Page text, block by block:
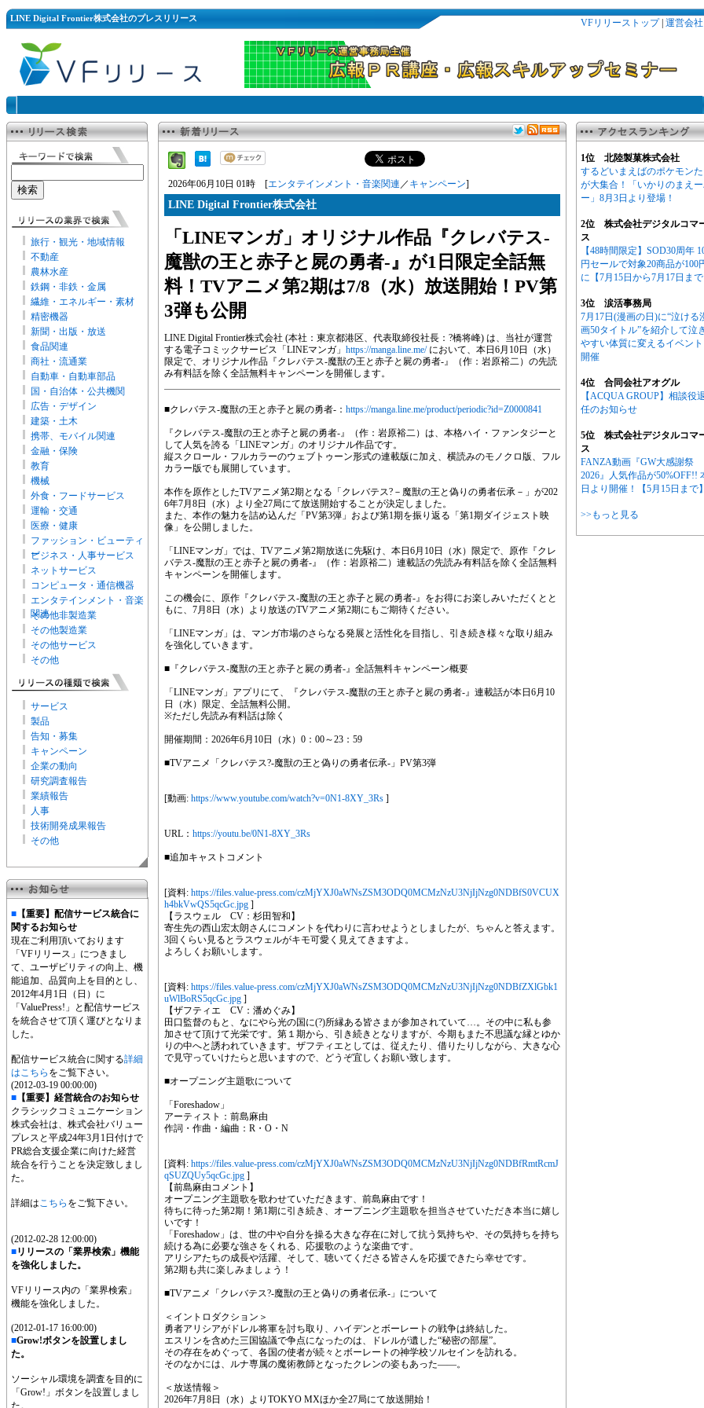
LINE Digital Frontier株式会社のプレスリリース VFリリーストップ| 運営会社
旅行・観光・地域情報
不動産
農林水産
鉄鋼・非鉄・金属
繊維・エネルギー・素材
精密機器
新聞・出版・放送
食品関連
商社・流通業
自動車・自動車部品
国・自治体・公共機関
広告・デザイン
建築・土木
携帯、モバイル関連
金融・保険
教育
機械
外食・フードサービス
運輸・交通
医療・健康
ファッション・ビューティ
ー
ビジネス・人事サービス
ネットサービス
コンピュータ・通信機器
エンタテインメント・音楽
関連
その他非製造業
その他製造業
その他サービス
その他
サービス
製品
告知・募集
キャンペーン
企業の動向
研究調査報告
業績報告
人事
技術開発成果報告
その他
■ 【重要】配信サービス統合に
関するお知らせ
現在ご利用頂いております
「VFリリース」につきまし
て、ユーザビリティの向上、機
能追加、品質向上を目的とし、
2012年4月1日（日）に
「ValuePress!」と配信サービス
を統合させて頂く運びとなりま
した。
配信サービス統合に関する詳細
はこちら をご覧下さい。
(2012-03-19 00:00:00)
■ 【重要】経営統合のお知らせ
クラシックコミュニケーション
株式会社は、株式会社バリュー
プレスと平成24年3月1日付けで
PR総合支援企業に向けた経営
統合を行うことを決定致しまし
た。
詳細はこちら をご覧下さい。
(2012-02-28 12:00:00)
■リリースの「業界検索」機能
を強化しました。
VFリリース内の「業界検索」
機能を強化しました。
(2012-01-17 16:00:00)
■Grow!ボタンを設置しまし
た。
ソーシャル環境を調査を目的に
「Grow!」ボタンを設置しまし
た。
2026年06月10日 01時 [エンタテインメント・音楽関連 ／ キャンペーン]
LINE Digital Frontier株式会社
「LINEマンガ」オリジナル作品『クレバテス-
魔獣の王と赤子と屍の勇者-』が1日限定全話無
料！TVアニメ第2期は7/8（水）放送開始！PV第
3弾も公開
LINE Digital Frontier株式会社 (本社：東京都港区、代表取締役社長：?橋将峰) は、当社が運営
する電子コミックサービス「LINEマンガ」 https://manga.line.me/において、本日6月10日（水）
限定で、オリジナル作品『クレバテス-魔獣の王と赤子と屍の勇者-』（作：岩原裕二）の先読
み有料話を除く全話無料キャンペーンを開催します。
■クレバテス-魔獣の王と赤子と屍の勇者-： https://manga.line.me/product/periodic?id=Z0000841
『クレバテス-魔獣の王と赤子と屍の勇者-』（作：岩原裕二）は、本格ハイ・ファンタジーと
して人気を誇る「LINEマンガ」のオリジナル作品です。
縦スクロール・フルカラーのウェブトゥーン形式の連載版に加え、横読みのモノクロ版、フル
カラー版でも展開しています。
本作を原作としたTVアニメ第2期となる「クレバテス?－魔獣の王と偽りの勇者伝承－」が202
6年7月8日（水）より全27局にて放送開始することが決定しました。
また、本作の魅力を詰め込んだ「PV第3弾」および第1期を振り返る「第1期ダイジェスト映
像」を公開しました。
「LINEマンガ」では、TVアニメ第2期放送に先駆け、本日6月10日（水）限定で、原作『クレ
バテス-魔獣の王と赤子と屍の勇者-』（作：岩原裕二）連載話の先読み有料話を除く全話無料
キャンペーンを開催します。
この機会に、原作『クレバテス-魔獣の王と赤子と屍の勇者-』をお得にお楽しみいただくとと
もに、7月8日（水）より放送のTVアニメ第2期にもご期待ください。
「LINEマンガ」は、マンガ市場のさらなる発展と活性化を目指し、引き続き様々な取り組み
を強化していきます。
■『クレバテス-魔獣の王と赤子と屍の勇者-』全話無料キャンペーン概要
「LINEマンガ」アプリにて、『クレバテス-魔獣の王と赤子と屍の勇者-』連載話が本日6月10
日（水）限定、全話無料公開。
※ただし先読み有料話は除く
開催期間：2026年6月10日（水）0：00～23：59
■TVアニメ「クレバテス?-魔獣の王と偽りの勇者伝承-」PV第3弾
[動画: https://www.youtube.com/watch?v=0N1-8XY_3Rs ]
URL： https://youtu.be/0N1-8XY_3Rs
■追加キャストコメント
[資料: https://files.value-press.com/czMjYXJ0aWNsZSM3ODQ0MCMzNzU3NjIjNzg0NDBfS0VCUX
h4bkVwQS5qcGc.jpg ]
【ラスウェル CV：杉田智和】
寄生先の西山宏太朗さんにコメントを代わりに言わせようとしましたが、ちゃんと答えます。
3回くらい見るとラスウェルがキモ可愛く見えてきますよ。
よろしくお願いします。
[資料: https://files.value-press.com/czMjYXJ0aWNsZSM3ODQ0MCMzNzU3NjIjNzg0NDBfZXlGbk1
uWlBoRS5qcGc.jpg ]
【ザフティエ CV：潘めぐみ】
田口監督のもと、なにやら光の国に(?)所縁ある皆さまが参加されていて…。その中に私も参
加させて頂けて光栄です。第１期から、引き続きとなりますが、今期もまた不思議な縁とゆか
りの中へと誘われていきます。ザフティエとしては、従えたり、借りたりしながら、大きな心
で見守っていけたらと思いますので、どうぞ宜しくお願い致します。
■オープニング主題歌について
「Foreshadow」
アーティスト：前島麻由
作詞・作曲・編曲：R・O・N
[資料: https://files.value-press.com/czMjYXJ0aWNsZSM3ODQ0MCMzNzU3NjIjNzg0NDBfRmtRcmJ
qSUZQUy5qcGc.jpg ]
【前島麻由コメント】
オープニング主題歌を歌わせていただきます、前島麻由です！
待ちに待った第2期！第1期に引き続き、オープニング主題歌を担当させていただき本当に嬉し
いです！
「Foreshadow」は、世の中や自分を操る大きな存在に対して抗う気持ちや、その気持ちを持ち
続ける為に必要な強さをくれる、応援歌のような楽曲です。
アリシアたちの成長や活躍、そして、聴いてくださる皆さんを応援できたら幸せです。
第2期も共に楽しみましょう！
■TVアニメ「クレバテス?-魔獣の王と偽りの勇者伝承-」について
＜イントロダクション＞
勇者アリシアがドレル将軍を討ち取り、ハイデンとボーレートの戦争は終結した。
エスリンを含めた三国協議で争点になったのは、ドレルが遺した“秘密の部屋”。
その存在をめぐって、各国の使者が続々とボーレートの神学校ソルセインを訪れる。
そのなかには、ルナ専属の魔術教師となったクレンの姿もあった――。
＜放送情報＞
2026年7月8日（水）よりTOKYO MXほか全27局にて放送開始！
1位 北陸製菓株式会社
するどいまえばのポケモン
が大集合！「いかりのまえ
ー」8月3日より登場！
2位 株式会社デジタルコマ
ス
【48時間限定】SOD30周年
円セールで対象20商品が100
に【7月15日から7月17日まで
3位 涙活事務局
7月17日(漫画の日)に“泣ける
画50タイトル”を紹介して泣
やすい体質に変えるイベン
開催
4位 合同会社アオグル
【ACQUA GROUP】相談役
任のお知らせ
5位 株式会社デジタルコマ
ス
FANZA動画『GW大感謝祭
2026』人気作品が50%OFF!!
日より開催！【5月15日まで】
>>もっと見る